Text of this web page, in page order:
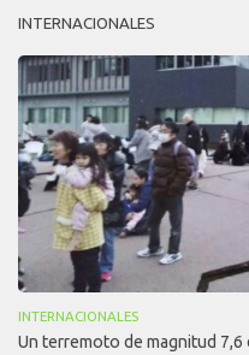
INTERNACIONALES
INTERNACIONALES
Un terremoto de magnitud 7,6